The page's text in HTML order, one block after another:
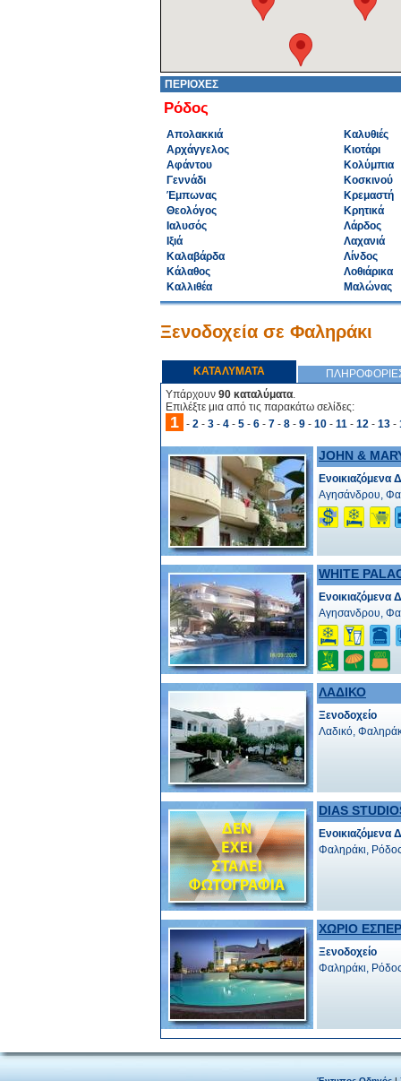
ΠΕΡΙΟΧΕΣ
Ρόδος
Απολακκιά
Αρχάγγελος
Αφάντου
Γεννάδι
Έμπωνας
Θεολόγος
Ιαλυσός
Ιξιά
Καλαβάρδα
Κάλαθος
Καλλιθέα
Καλυθιές
Κιοτάρι
Κολύμπια
Κοσκινού
Κρεμαστή
Κρητικά
Λάρδος
Λαχανιά
Λίνδος
Λοθιάρικα
Μαλώνας
Ξενοδοχεία σε Φαληράκι
ΚΑΤΑΛΥΜΑΤΑ
Υπάρχουν 90 καταλύματα.
Επιλέξτε μια από τις παρακάτω σελίδες:
1 - 2 - 3 - 4 - 5 - 6 - 7 - 8 - 9 - 10 - 11 - 12 - 13 -
JOHN &
Ενοικιαζόμενα
Αγησάνδρου,
WHITE
Ενοικιαζόμενα
Αγησανδρου,
ΛΑΔΙΚΟ
Ξενοδοχείο
Λαδικό,
DIAS
Ενοικιαζόμενα
Φαληράκι,
ΧΩΡΙΟ
Ξενοδοχείο
Φαληράκι,